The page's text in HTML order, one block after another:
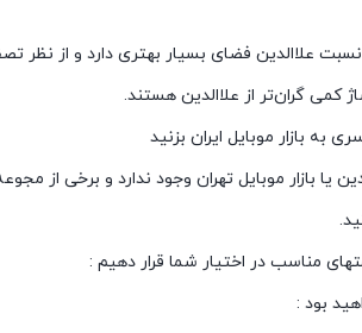
نسبت علاالدین فضای بسیار بهتری دارد و از
گران‌تر از علاالدین هستند.
به بازار موبایل ایران بزنید
یا بازار موبایل تهران وجود ندارد و برخی
مناسب در اختیار شما قرار دهیم :
بود :